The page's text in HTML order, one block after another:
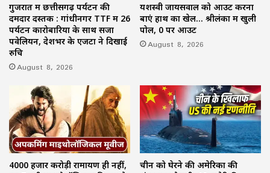
गुजरात में छत्तीसगढ़ पर्यटन की
दमदार दस्तक : गांधीनगर TTF में 26
पर्यटन कारोबारियों के साथ सजा
पवेलियन, देशभर के एजेंटों ने दिखाई
रुचि
August 8, 2026
यशस्वी जायसवाल को आउट करना
बाएं हाथ का खेल… श्रीलंका में खुली
पोल, 0 पर आउट
August 8, 2026
4000 हजार करोड़ी रामायण ही नहीं,
चीन को घेरने की अमेरिका की